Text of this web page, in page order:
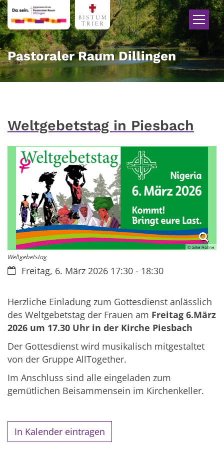
Zum Inhalt springen
Pastoraler Raum Dillingen
Weltgebetstag in Piesbach
© Silke Höhne
Weltgebetstag
Datum:Freitag, 6. März 2026 17:30 - 18:30
Herzliche Einladung zum Gottesdienst anlässlich
des Weltgebetstag der Frauen am Freitag 6.März
2026 um 17.30 Uhr in der Kirche Piesbach
Der Gottesdienst wird musikalisch mitgestaltet
von der Gruppe AllTogether.
Im Anschluss sind alle eingeladen zum
gemütlichen Beisammensein im Kirchenkeller.
In Kalender eintragen